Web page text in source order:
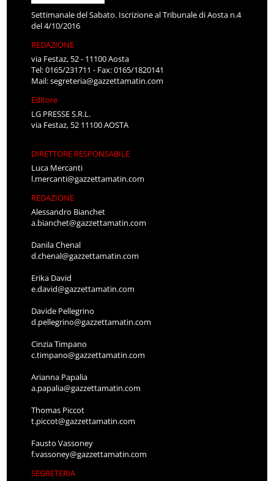
Settimanale del Sabato. Iscrizione al Tribunale di Aosta n.4
del 4/10/2016
REDAZIONE
via Festaz, 52 - 11100 Aosta
Tel: 0165/231711 - Fax: 0165/1820141
Mail:segreteria@gazzettamatin.com
Editore
LG PRESSE S.R.L.
via Festaz, 52 11100 AOSTA
DIRETTORE RESPONSABILE
Luca Mercanti
l.mercanti@gazzettamatin.com
REDAZIONE
Alessandro Bianchet
a.bianchet@gazzettamatin.com
Danila Chenal
d.chenal@gazzettamatin.com
Erika David
e.david@gazzettamatin.com
Davide Pellegrino
d.pellegrino@gazzettamatin.com
Cinzia Timpano
c.timpano@gazzettamatin.com
Arianna Papalia
a.papalia@gazzettamatin.com
Thomas Piccot
t.piccot@gazzettamatin.com
Fausto Vassoney
f.vassoney@gazzettamatin.com
SEGRETERIA